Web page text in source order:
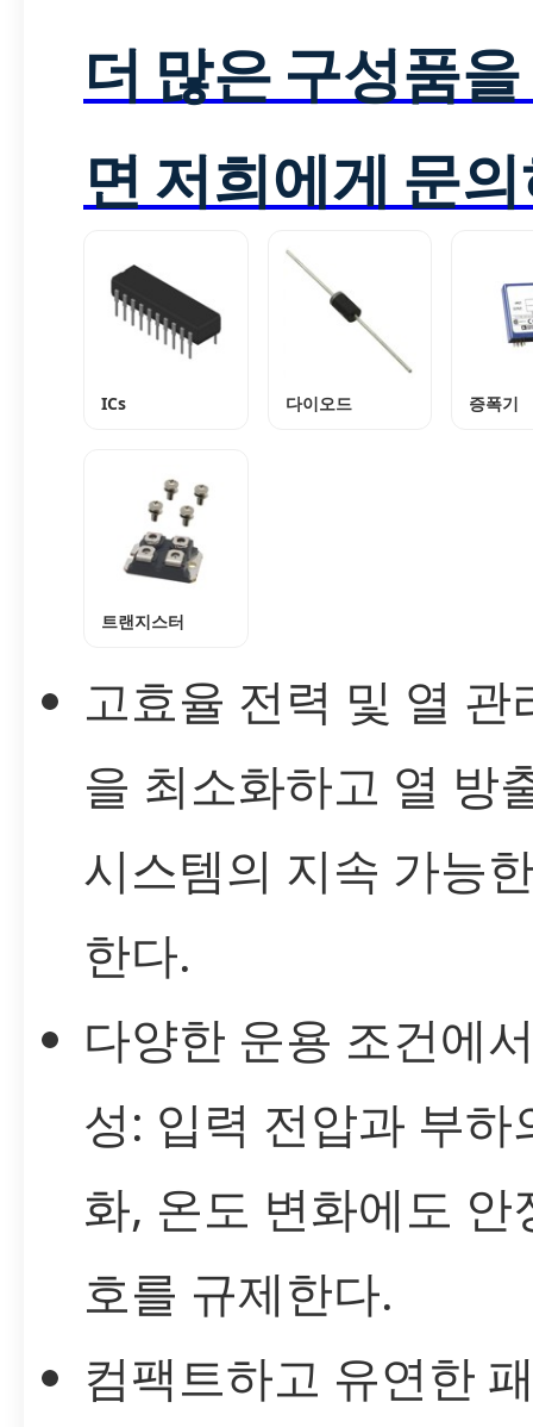
더 많은 구성품
면 저희에게 문
ICs 다이오드 증폭기
트랜지스터
고효율 전력 및 열 관
을 최소화하고 열 방
시스템의 지속 가능
한다.
다양한 운용 조건에
성: 입력 전압과 부하
화, 온도 변화에도 안
호를 규제한다.
컴팩트하고 유연한